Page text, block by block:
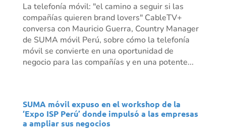
La telefonía móvil: "el camino a seguir si las
compañías quieren brand lovers" CableTV+
conversa con Mauricio Guerra, Country Manager
de SUMA móvil Perú, sobre cómo la telefonía
móvil se convierte en una oportunidad de
negocio para las compañías y en una potente...
SUMA móvil expuso en el workshop de la
‘Expo ISP Perú’ donde impulsó a las empresas
a ampliar sus negocios